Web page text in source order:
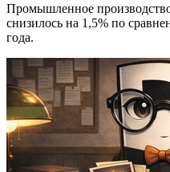
Промышленное
снизилось на 1,5% по
года.